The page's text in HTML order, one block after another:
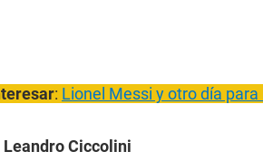
: Lionel Messi y otro día
Ciccolini